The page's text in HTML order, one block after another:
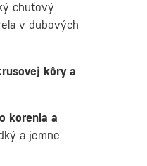
chuťový
v dubových
kôry a
korenia a
a jemne